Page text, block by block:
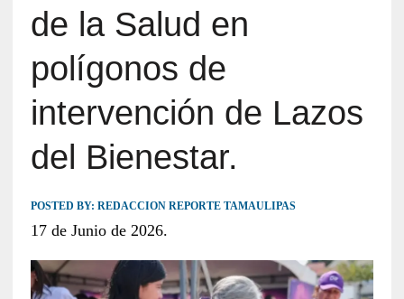
de la Salud en
polígonos de
intervención de Lazos
del Bienestar.
POSTED BY: REDACCION REPORTE TAMAULIPAS
17 de Junio de 2026.